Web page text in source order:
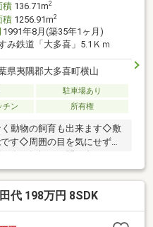
積136.71m2
積1256.91m2
1991年8月(築35年1ヶ月)
み鉄道「大多喜」5.1Ｋｍ
県夷隅郡大多喜町横山
駐車場あり
チン 所有権
動物の飼育も出来ます◇敷
す◇周囲の目を気にせず生
代 198万円 8SDK